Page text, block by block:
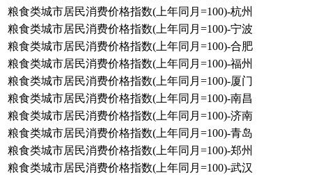
粮食类城市居民消费价格指数(上年同月=100)-杭州
粮食类城市居民消费价格指数(上年同月=100)-宁波
粮食类城市居民消费价格指数(上年同月=100)-合肥
粮食类城市居民消费价格指数(上年同月=100)-福州
粮食类城市居民消费价格指数(上年同月=100)-厦门
粮食类城市居民消费价格指数(上年同月=100)-南昌
粮食类城市居民消费价格指数(上年同月=100)-济南
粮食类城市居民消费价格指数(上年同月=100)-青岛
粮食类城市居民消费价格指数(上年同月=100)-郑州
粮食类城市居民消费价格指数(上年同月=100)-武汉